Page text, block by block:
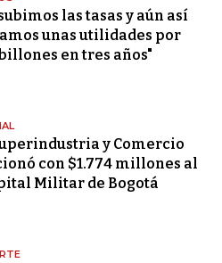
las tasas y aún así
unas utilidades por
billones en tres años"
y Comercio
con $1.774 millones al
Militar de Bogotá